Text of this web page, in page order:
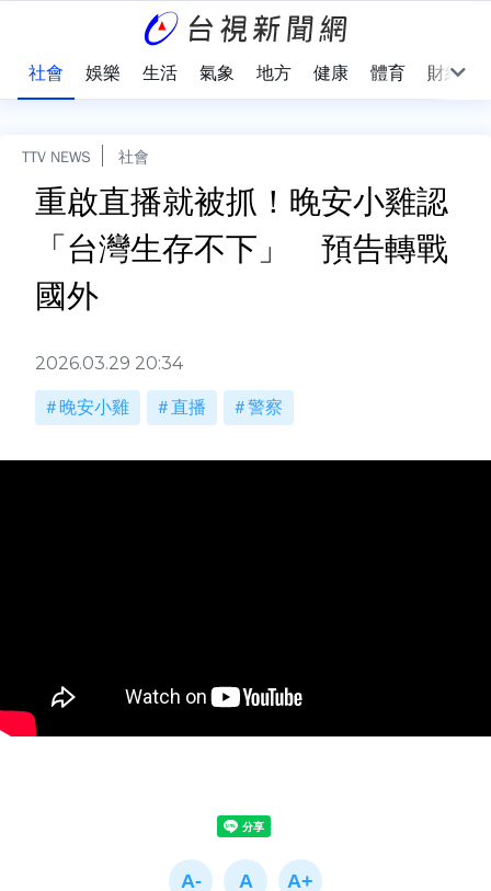
社會 娛樂 生活 氣象 地方 健康 體育 財經
TTV NEWS 社會
重啟直播就被抓！晚安小雞認
「台灣生存不下」 預告轉戰
國外
2026.03.29 20:34
晚安小雞 直播 警察